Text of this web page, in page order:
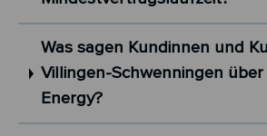
Was sagen Kundinnen und
Villingen-Schwenningen
Energy?